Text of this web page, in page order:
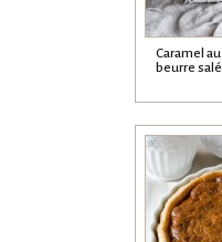
Caramel au
beurre salé